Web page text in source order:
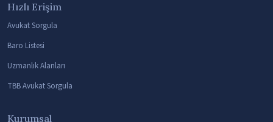
Hızlı Erişim
Avukat Sorgula
Baro Listesi
Uzmanlık Alanları
TBB Avukat Sorgula
Kurumsal